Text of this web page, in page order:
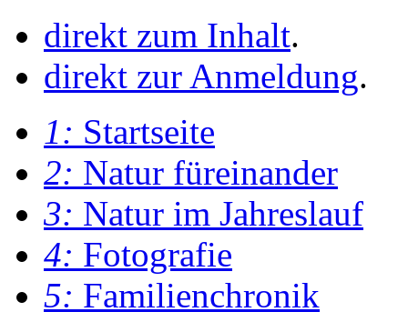
direkt zum Inhalt.
direkt zur Anmeldung.
1: Startseite
2: Natur füreinander
3: Natur im Jahreslauf
4: Fotografie
5: Familienchronik